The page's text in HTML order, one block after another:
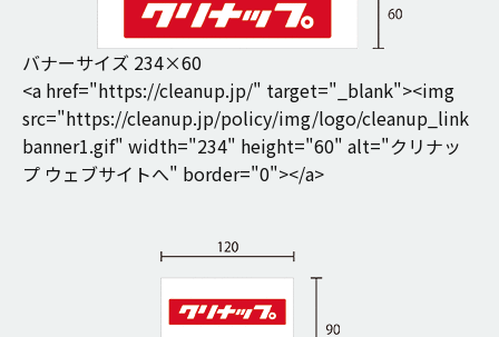
バナーサイズ 234×60
<a href="https://cleanup.jp/" target="_blank"><img
src="https://cleanup.jp/policy/img/logo/cleanup_link
banner1.gif" width="234" height="60" alt="クリナッ
プ ウェブサイトへ" border="0"></a>